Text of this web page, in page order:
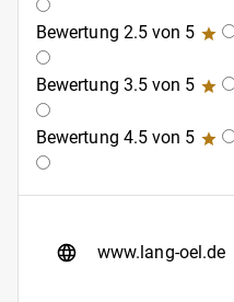
Bewertung 2.5 von 5
Bewertung 3.5 von 5
Bewertung 4.5 von 5
www.lang-oel.de